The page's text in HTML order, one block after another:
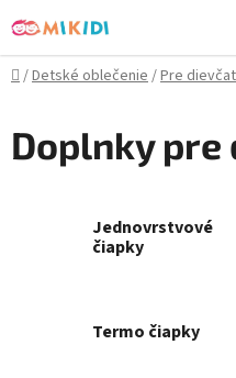
na
obsah
Domov
/Detské oblečenie/Pre
Doplnky pre
Jednovrstvové
čiapky
Termo čiapky